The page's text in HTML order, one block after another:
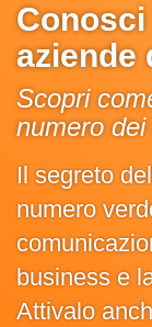
aziende
Scopri
numero
Il segreto
numero
business e
Attivalo